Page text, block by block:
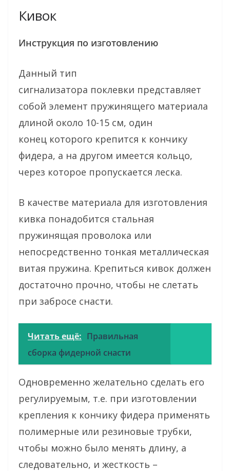
Кивок
Инструкция по изготовлению
Данный тип
сигнализатора поклевки представляет
собой элемент пружинящего материала
длиной около 10-15 см, один
конец которого крепится к кончику
фидера, а на другом имеется кольцо,
через которое пропускается леска.
В качестве материала для изготовления
кивка понадобится стальная
пружинящая проволока или
непосредственно тонкая металлическая
витая пружина. Крепиться кивок должен
достаточно прочно, чтобы не слетать
при забросе снасти.
Читать ещё: Правильная
сборка фидерной снасти
Одновременно желательно сделать его
регулируемым, т.е. при изготовлении
крепления к кончику фидера применять
полимерные или резиновые трубки,
чтобы можно было менять длину, а
следовательно, и жесткость –